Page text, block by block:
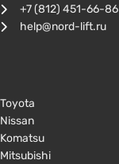
+7 (812) 451-66-86
help@nord-lift.ru
Toyota
Nissan
Komatsu
Mitsubishi